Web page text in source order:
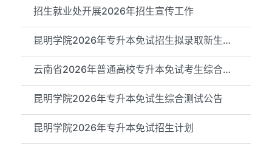
招生就业处开展2026年招生宣传工作
昆明学院2026年专升本免试招生拟录取新生信息公示
云南省2026年普通高校专升本免试考生综合测试成绩（昆明学院测试...
昆明学院2026年专升本免试生综合测试公告
昆明学院2026年专升本免试招生计划